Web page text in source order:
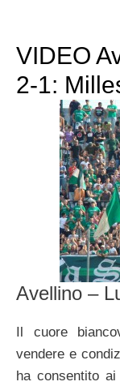
VIDEO
2-1:
Avellino –
Il cuore
vendere e
ha consentito